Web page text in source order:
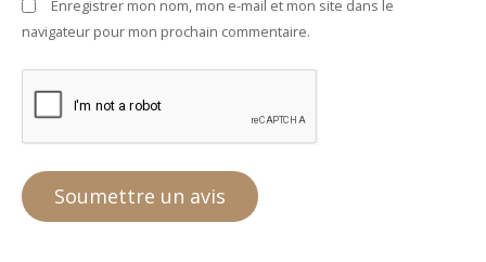
Enregistrer mon nom, mon e-mail et mon site dans le
navigateur pour mon prochain commentaire.